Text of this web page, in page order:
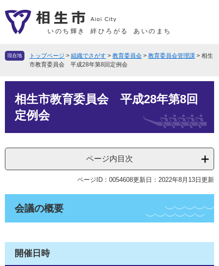
ー
先
ニ
を
へ
いのち輝き 絆ひろがる あいのまち
現在地 トップページ > 組織でさがす > 教育委員会 > 教育委員会管理課 > 相生
市教育委員会 平成28年第8回定例会
相生市教育委員会 平成28年第8回
定例会
ページ内目次
ページID：0054608更新日：2022年8月13日更新
会議の概要
開催日時